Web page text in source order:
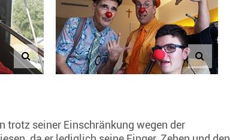
trotz seiner Einschränkung wegen der